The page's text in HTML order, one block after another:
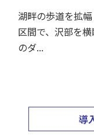
ました
この度、国土交
（NETIS）に登
（NET...
導